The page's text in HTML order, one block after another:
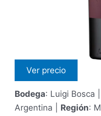
Ver precio
Bodega: Luigi Bosca |
Argentina | Región: